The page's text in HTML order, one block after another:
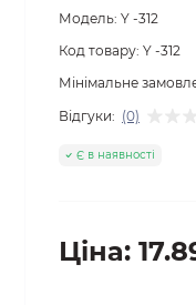
Модель: Y -312
Код товару: Y -312
Мінімальне
Відгуки: (0)
Є в наявності
Ціна: